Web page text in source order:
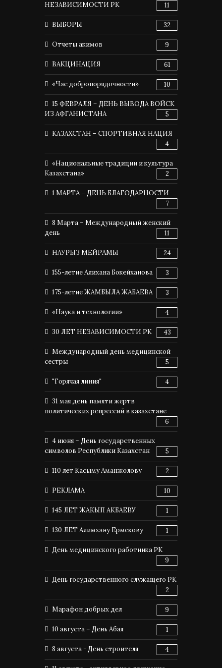
НЕЗАВИСИМОСТИ РК
11
ВЫБОРЫ 32
Отчеты акимов 9
ВАКЦИНАЦИЯ 61
«Час добропорядочности» 10
15 ФЕВРАЛЯ – ДЕНЬ ВЫВОДА ВОЙСК
ИЗ АФГАНИСТАНА
5
КАЗАХСТАН – СПОРТИВНАЯ НАЦИЯ
4
«Национальные традиции и культура
Казахстана»
2
1 МАРТА – ДЕНЬ БЛАГОДАРНОСТИ
7
8 Марта – Международный женский
день
11
НАУРЫЗ МЕЙРАМЫ 24
155-летие Алихана Бокейханова 3
175-летие ЖАМБЫЛА ЖАБАЕВА 3
«Наука и технологии» 4
30 ЛЕТ НЕЗАВИСИМОСТИ РК 43
Международный день медицинской
сестры
5
"Горячая линия" 4
31 мая день памяти жертв
политических репрессий в казахстане
6
4 июня – День государственных
символов Республики Казахстан
5
110 лет Касыму Аманжолову 2
РЕКЛАМА 10
145 ЛЕТ ЖАКЫП АКБАЕВУ 1
130 ЛЕТ Алимхану Ермекову 1
День медицинского работника РК
9
День государственного служащего РК
2
Марафон добрых дел 9
10 августа – День Абая 1
8 августа - День строителя 4